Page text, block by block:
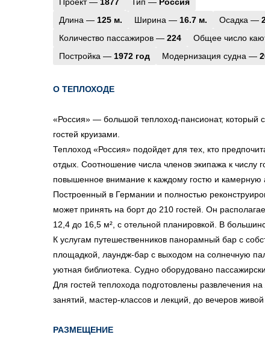
Длина — 125 м. Ширина — 16.7 м. Осадка —
Количество пассажиров — 224 Общее число
Постройка — 1972 год Модернизация судна —
О ТЕПЛОХОДЕ
«Россия» — большой теплоход-пансионат, который
гостей круизами.
Теплоход «Россия» подойдет для тех, кто
отдых. Соотношение числа членов экипажа к числу
повышенное внимание к каждому гостю и камерную
Построенный в Германии и полностью
может принять на борт до 210 гостей. Он
12,4 до 16,5 м², с отельной планировкой. В
К услугам путешественников панорамный бар с
площадкой, лаундж-бар с выходом на солнечную
уютная библиотека. Судно оборудовано
Для гостей теплохода подготовлены развлечения
занятий, мастер-классов и лекций, до вечеров
РАЗМЕЩЕНИЕ